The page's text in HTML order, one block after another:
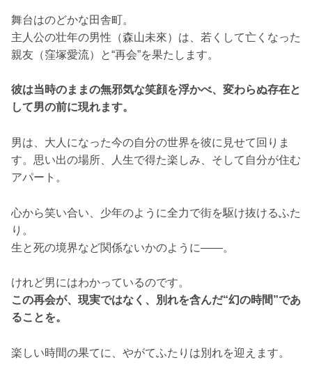
舞台はのどかな田舎町。
主人公の壮年の男性（森山未來）は、若くして亡くなった
親友（窪塚愛流）と“再会”を果たします。
彼は当時のままの無邪気な笑顔を浮かべ、変わらぬ存在と
して男の前に現れます。
男は、大人になった今の自分の世界を彼に見せて回りま
す。思い出の場所、人生で得た楽しみ、そして自分が住む
アパート。
心から笑い合い、少年のように全力で街を駆け抜けるふた
り。
生と死の境界など関係ないかのように――。
けれど男にはわかっているのです。
この再会が、現実ではなく、別れを含んだ“幻の時間”であ
ることを。
楽しい時間の果てに、やがてふたりは別れを迎えます。